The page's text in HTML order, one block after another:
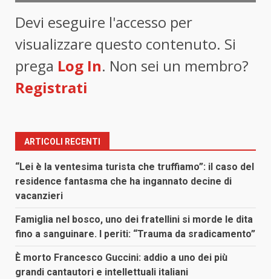
Devi eseguire l'accesso per
visualizzare questo contenuto. Si
prega Log In. Non sei un membro?
Registrati
ARTICOLI RECENTI
“Lei è la ventesima turista che truffiamo”: il caso del
residence fantasma che ha ingannato decine di
vacanzieri
Famiglia nel bosco, uno dei fratellini si morde le dita
fino a sanguinare. I periti: “Trauma da sradicamento”
È morto Francesco Guccini: addio a uno dei più
grandi cantautori e intellettuali italiani